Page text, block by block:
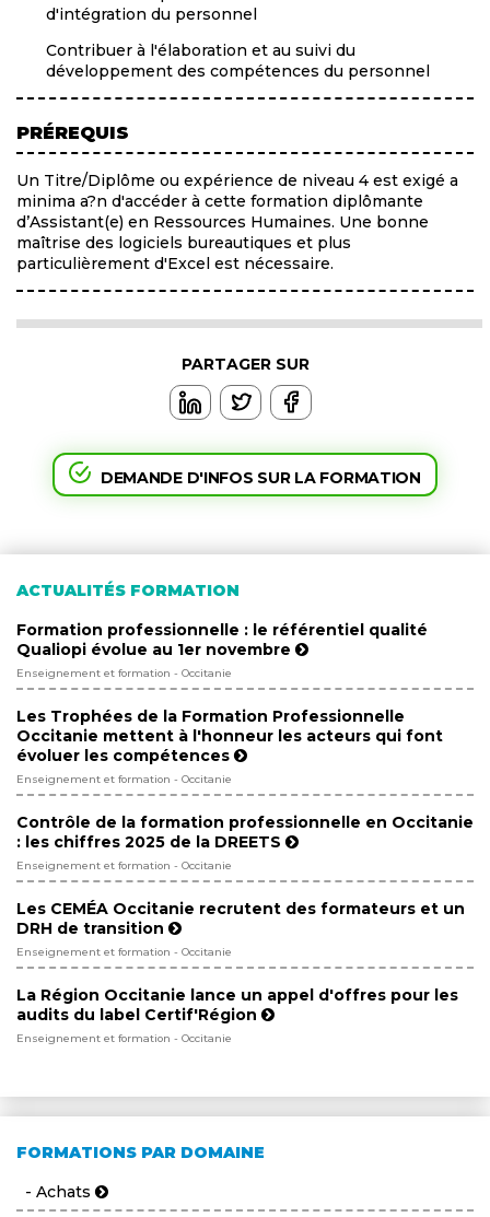
d'intégration du personnel
Contribuer à l'élaboration et au suivi du
développement des compétences du personnel
PRÉREQUIS
Un Titre/Diplôme ou expérience de niveau 4 est exigé a
minima a?n d'accéder à cette formation diplômante
d’Assistant(e) en Ressources Humaines. Une bonne
maîtrise des logiciels bureautiques et plus
particulièrement d'Excel est nécessaire.
DEMANDE D'INFOS SUR LA FORMATION
PARTAGER SUR
ACTUALITÉS FORMATION
Formation professionnelle : le référentiel qualité
Qualiopi évolue au 1er novembre
Enseignement et formation - Occitanie
Les Trophées de la Formation Professionnelle
Occitanie mettent à l'honneur les acteurs qui font
évoluer les compétences
Enseignement et formation - Occitanie
Contrôle de la formation professionnelle en Occitanie
: les chiffres 2025 de la DREETS
Enseignement et formation - Occitanie
Les CEMÉA Occitanie recrutent des formateurs et un
DRH de transition
Enseignement et formation - Occitanie
La Région Occitanie lance un appel d'offres pour les
audits du label Certif'Région
Enseignement et formation - Occitanie
FORMATIONS PAR DOMAINE
- Achats